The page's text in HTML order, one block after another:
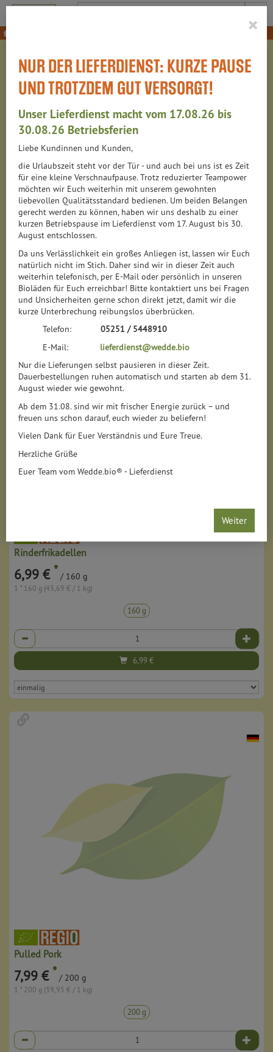
Produkt
×
NUR DER LIEFERDIENST: KURZE PAUSE
UND TROTZDEM GUT VERSORGT!
Unser Lieferdienst macht vom 17.08.26 bis
30.08.26 Betriebsferien
Liebe Kundinnen und Kunden,
die Urlaubszeit steht vor der Tür - und auch bei uns ist es Zeit
für eine kleine Verschnaufpause. Trotz reduzierter Teampower
möchten wir Euch weiterhin mit unserem gewohnten
liebevollen Qualitätsstandard bedienen. Um beiden Belangen
gerecht werden zu können, haben wir uns deshalb zu einer
kurzen Betriebspause im Lieferdienst vom 17. August bis 30.
August entschlossen.
Da uns Verlässlichkeit ein großes Anliegen ist, lassen wir Euch
natürlich nicht im Stich. Daher sind wir in dieser Zeit auch
weiterhin telefonisch, per E-Mail oder persönlich in unseren
Bioläden für Euch erreichbar! Bitte kontaktiert uns bei Fragen
und Unsicherheiten gerne schon direkt jetzt, damit wir die
kurze Unterbrechung reibungslos überbrücken.
Telefon: 05251 / 5448910
E-Mail: lieferdienst@wedde.bio
Nur die Lieferungen selbst pausieren in dieser Zeit.
Dauerbestellungen ruhen automatisch und starten ab dem 31.
August wieder wie gewohnt.
Ab dem 31.08. sind wir mit frischer Energie zurück – und
freuen uns schon darauf, euch wieder zu beliefern!
Vielen Dank für Euer Verständnis und Eure Treue.
Herzliche Grüße
Euer Team vom Wedde.bio® - Lieferdienst
Weiter
FLEISCH & WURST 135 VON 6314
12
Fleisch, Geflügel & Wild
73
Wurst & Schinken
Hersteller Ernährung Allergene
Rinderfrikadellen
6,99 € * / 160 g
1 * 160 g (43,69 € / 1 kg)
160 g
Anzahl
6,99€
Pulled Pork
7,99 € * / 200 g
1 * 200 g (39,95 € / 1 kg)
200 g
Anzahl